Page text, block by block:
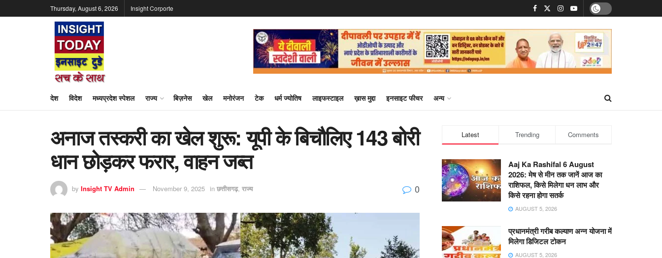
Thursday, August 6, 2026 Insight Corporte
देश विदेश मध्यप्रदेश स्पेशल राज्य बिज़नेस खेल मनोरंजन टेक धर्म ज्योतिष लाइफस्टाइल ख़ास मुद्दा इनसाइट फीचर अन्य
अनाज तस्करी का खेल शुरू: यूपी के बिचौलिए 143 बोरी
धान छोड़कर फरार, वाहन जब्त
by Insight TV Admin November 9, 2025 in छत्तीसगढ़, राज्य 0
Latest Trending Comments
Aaj Ka Rashifal 6 August
2026: मेष से मीन तक जानें आज का
राशिफल, किसे मिलेगा धन लाभ और
किसे रहना होगा सतर्क
AUGUST 5, 2026
प्रधानमंत्री गरीब कल्याण अन्न योजना में
मिलेगा डिजिटल टोकन
AUGUST 5, 2026